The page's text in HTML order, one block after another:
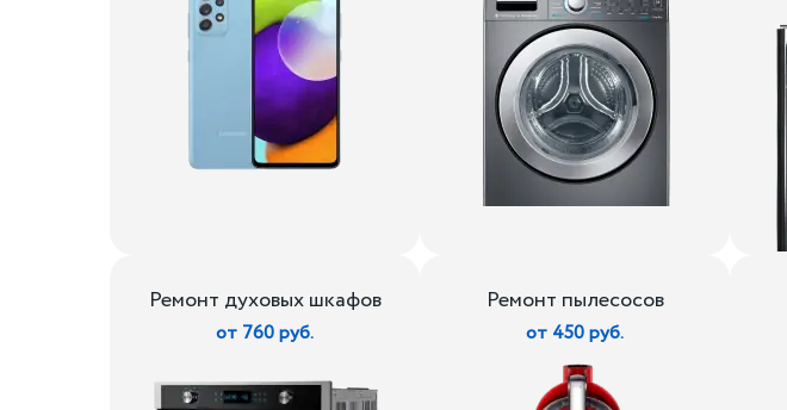
Ремонт духовых шкафов
от 760 руб.
Ремонт пылесосов
от 450 руб.